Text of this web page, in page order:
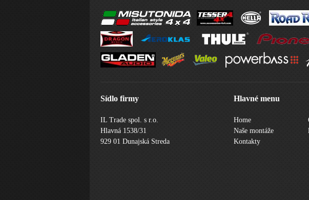
Sídlo firmy
IL Trade spol. s r.o.
Hlavná 1538/31
929 01 Dunajská Streda
Hlavné menu
Home
Naše montáže
Kontakty